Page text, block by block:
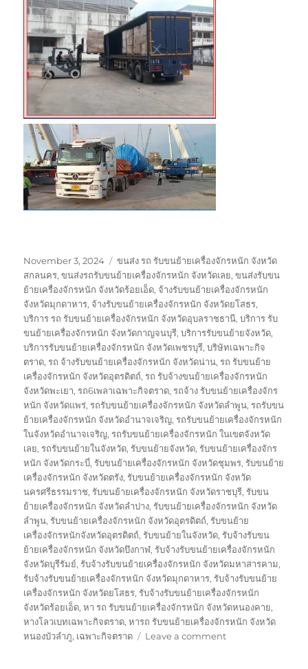
Posted
on
November 3, 2024 Tags
ขนส่ง รถ รับขนย้ายเครื่องจักรหนัก จังหวัด
สกลนคร,ขนส่งรถรับขนย้ายเครื่องจักรหนัก จังหวัดเลย,ขนส่งรับขน
ย้ายเครื่องจักรหนัก จังหวัดร้อยเอ็ด, จ้างรับขนย้ายเครื่องจักรหนัก
จังหวัดมุกดาหาร, จ้างรับขนย้ายเครื่องจักรหนัก จังหวัดยโสธร,
บริการ รถ รับขนย้ายเครื่องจักรหนัก จังหวัดอุบลราชธานี,บริการ รับ
ขนย้ายเครื่องจักรหนัก จังหวัดกาญจนบุรี,บริการรับขนย้ายจังหวัด,
บริการรับขนย้ายเครื่องจักรหนัก จังหวัดเพชรบุรี,บริษัทเฉพาะกิจ
ตราด,รถ จ้างรับขนย้ายเครื่องจักรหนัก จังหวัดน่าน,รถ รับขนย้าย
เครื่องจักรหนัก จังหวัดอุตรดิตถ์,รถ รับจ้างขนย้ายเครื่องจักรหนัก
จังหวัดพะเยา,รถ6เพลาเฉพาะกิจตราด,รถจ้าง รับขนย้ายเครื่องจักร
หนัก จังหวัดแพร่,รถรับขนย้ายเครื่องจักรหนัก จังหวัดลำพูน,รถรับขน
ย้ายเครื่องจักรหนัก จังหวัดอำนาจเจริญ,รถรับขนย้ายเครื่องจักรหนัก
ในจังหวัดอำนาจเจริญ,รถรับขนย้ายเครื่องจักรหนัก ในเขตจังหวัด
เลย,รถรับขนย้ายในจังหวัด,รับขนย้ายจังหวัด,รับขนย้ายเครื่องจักร
หนัก จังหวัดกระบี่,รับขนย้ายเครื่องจักรหนัก จังหวัดชุมพร,รับขนย้าย
เครื่องจักรหนัก จังหวัดตรัง,รับขนย้ายเครื่องจักรหนัก จังหวัด
นครศรีธรรมราช,รับขนย้ายเครื่องจักรหนัก จังหวัดราชบุรี,รับขน
ย้ายเครื่องจักรหนัก จังหวัดลำปาง,รับขนย้ายเครื่องจักรหนัก จังหวัด
ลำพูน,รับขนย้ายเครื่องจักรหนัก จังหวัดอุตรดิตถ์,รับขนย้าย
เครื่องจักรหนักจังหวัดอุตรดิตถ์,รับขนย้ายในจังหวัด,รับจ้างรับขน
ย้ายเครื่องจักรหนัก จังหวัดบึงกาฬ,รับจ้างรับขนย้ายเครื่องจักรหนัก
จังหวัดบุรีรัมย์,รับจ้างรับขนย้ายเครื่องจักรหนัก จังหวัดมหาสารคาม,
รับจ้างรับขนย้ายเครื่องจักรหนัก จังหวัดมุกดาหาร,รับจ้างรับขนย้าย
เครื่องจักรหนัก จังหวัดยโสธร,รับจ้างรับขนย้ายเครื่องจักรหนัก
จังหวัดร้อยเอ็ด,หา รถ รับขนย้ายเครื่องจักรหนัก จังหวัดหนองคาย,
หางโลวเบทเฉพาะกิจตราด,หารถ รับขนย้ายเครื่องจักรหนัก จังหวัด
หนองบัวลำภู, เฉพาะกิจตราด Leave a commenton